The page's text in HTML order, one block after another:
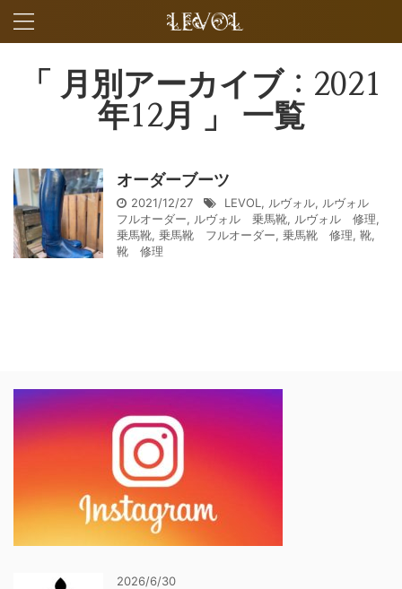
「 月別アーカイブ：2021
年12月 」 一覧
オーダーブーツ
2021/12/27 LEVOL , ルヴォル, ルヴォル
フルオーダー, ルヴォル 乗馬靴, ルヴォル 修理,
乗馬靴, 乗馬靴 フルオーダー, 乗馬靴 修理, 靴,
靴 修理
2026/6/30